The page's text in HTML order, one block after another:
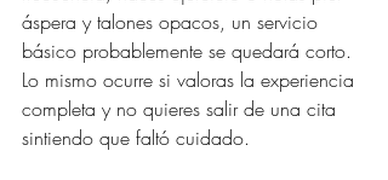
áspera y talones opacos, un servicio
básico probablemente se quedará corto.
Lo mismo ocurre si valoras la experiencia
completa y no quieres salir de una cita
sintiendo que faltó cuidado.